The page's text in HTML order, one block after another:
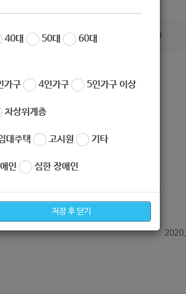
40대 50대
60대
가구 4인가구 5인가구 이상
차상위계층
대주택 고시원 기타
인 심한 장애인
저장 후 닫기
2020-03-12 15:06 320